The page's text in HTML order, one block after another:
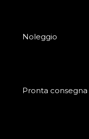
Noleggio
Pronta consegna